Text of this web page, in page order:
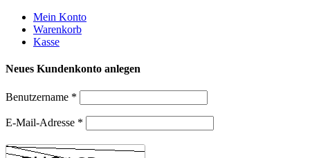
Weiter
zum
Inhalt
Mein Konto
Warenkorb
Kasse
Neues Kundenkonto anlegen
Benutzername *
E-Mail-Adresse *